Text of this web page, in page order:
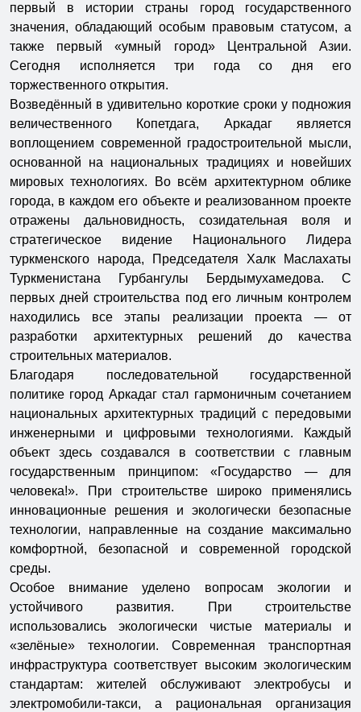
первый в истории страны город государственного
значения, обладающий особым правовым статусом, а
также первый «умный город» Центральной Азии.
Сегодня исполняется три года со дня его
торжественного открытия.
Возведённый в удивительно короткие сроки у подножия
величественного Копетдага, Аркадаг является
воплощением современной градостроительной мысли,
основанной на национальных традициях и новейших
мировых технологиях. Во всём архитектурном облике
города, в каждом его объекте и реализованном проекте
отражены дальновидность, созидательная воля и
стратегическое видение Национального Лидера
туркменского народа, Председателя Халк Маслахаты
Туркменистана Гурбангулы Бердымухамедова. С
первых дней строительства под его личным контролем
находились все этапы реализации проекта — от
разработки архитектурных решений до качества
строительных материалов.
Благодаря последовательной государственной
политике город Аркадаг стал гармоничным сочетанием
национальных архитектурных традиций с передовыми
инженерными и цифровыми технологиями. Каждый
объект здесь создавался в соответствии с главным
государственным принципом: «Государство — для
человека!». При строительстве широко применялись
инновационные решения и экологически безопасные
технологии, направленные на создание максимально
комфортной, безопасной и современной городской
среды.
Особое внимание уделено вопросам экологии и
устойчивого развития. При строительстве
использовались экологически чистые материалы и
«зелёные» технологии. Современная транспортная
инфраструктура соответствует высоким экологическим
стандартам: жителей обслуживают электробусы и
электромобили-такси, а рациональная организация